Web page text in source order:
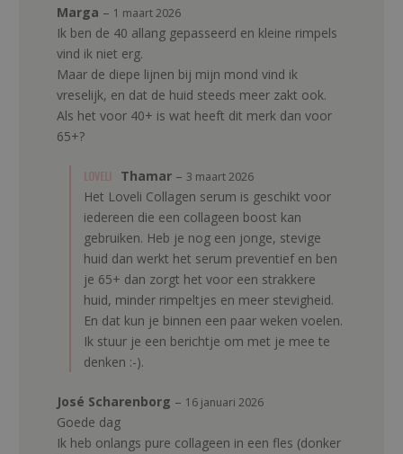
Marga – 1 maart 2026
Ik ben de 40 allang gepasseerd en kleine rimpels
vind ik niet erg.
Maar de diepe lijnen bij mijn mond vind ik
vreselijk, en dat de huid steeds meer zakt ook.
Als het voor 40+ is wat heeft dit merk dan voor
65+?
LOVELI Thamar – 3 maart 2026
Het Loveli Collagen serum is geschikt voor
iedereen die een collageen boost kan
gebruiken. Heb je nog een jonge, stevige
huid dan werkt het serum preventief en ben
je 65+ dan zorgt het voor een strakkere
huid, minder rimpeltjes en meer stevigheid.
En dat kun je binnen een paar weken voelen.
Ik stuur je een berichtje om met je mee te
denken :-).
José Scharenborg – 16 januari 2026
Goede dag
Ik heb onlangs pure collageen in een fles (donker